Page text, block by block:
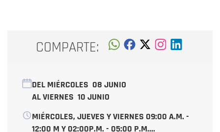
COMPARTE:
DEL MIÉRCOLES 08 JUNIO
AL VIERNES 10 JUNIO
MIÉRCOLES, JUEVES Y VIERNES 09:00 A.M. -
12:00 M Y 02:00P.M. - 05:00 P.M....